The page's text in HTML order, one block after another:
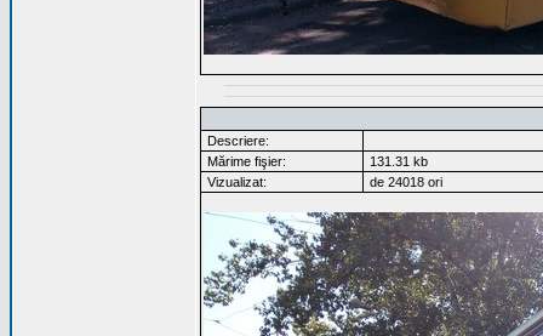
Descriere:
Mărime fişier:
131.31 kb
Vizualizat:
de 24018 ori